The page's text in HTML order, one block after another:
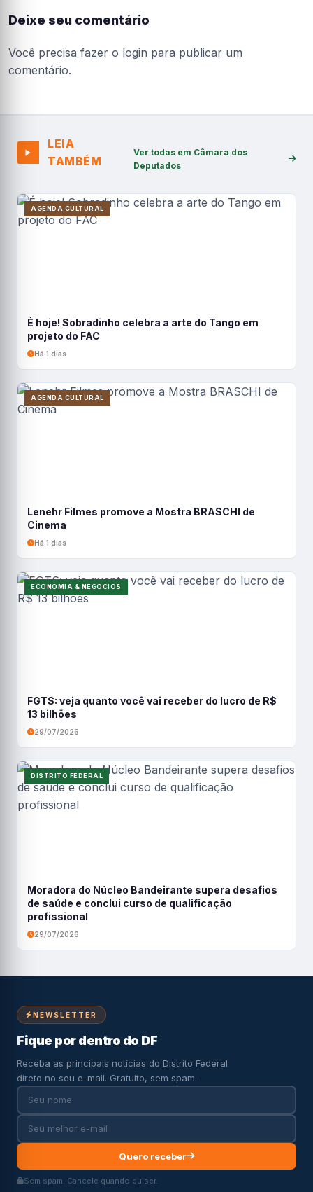
Deixe seu comentário
Você precisa fazer o login para publicar um
comentário.
LEIA
TAMBÉM
Ver todas em Câmara dos
Deputados
AGENDA CULTURAL
É hoje! Sobradinho celebra a arte do Tango em
projeto do FAC
Há 1 dias
AGENDA CULTURAL
Lenehr Filmes promove a Mostra BRASCHI de
Cinema
Há 1 dias
ECONOMIA & NEGÓCIOS
FGTS: veja quanto você vai receber do lucro de R$
13 bilhões
29/07/2026
DISTRITO FEDERAL
Moradora do Núcleo Bandeirante supera desafios
de saúde e conclui curso de qualificação
profissional
29/07/2026
NEWSLETTER
Fique por dentro do DF
Receba as principais notícias do Distrito Federal
direto no seu e-mail. Gratuito, sem spam.
Quero receber
Sem spam. Cancele quando quiser.